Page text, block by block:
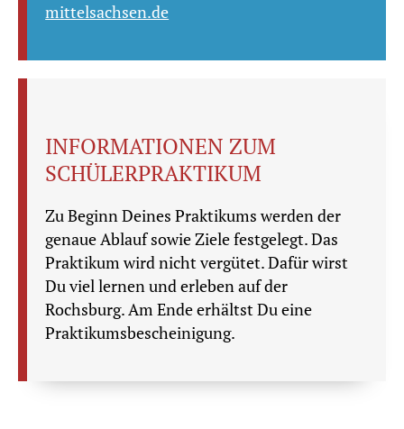
mittelsachsen.de
INFORMATIONEN ZUM
SCHÜLERPRAKTIKUM
Zu Beginn Deines Praktikums werden der
genaue Ablauf sowie Ziele festgelegt. Das
Praktikum wird nicht vergütet. Dafür wirst
Du viel lernen und erleben auf der
Rochsburg. Am Ende erhältst Du eine
Praktikumsbescheinigung.